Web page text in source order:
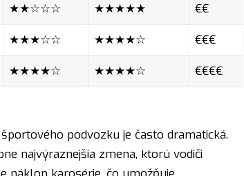
★★☆☆☆ ★★★★★
€€
★★★☆☆ ★★★★☆
€€€
★★★★☆ ★★★★☆ €€€€
podvozku je často dramatická.
najvýraznejšia zmena, ktorú vodiči